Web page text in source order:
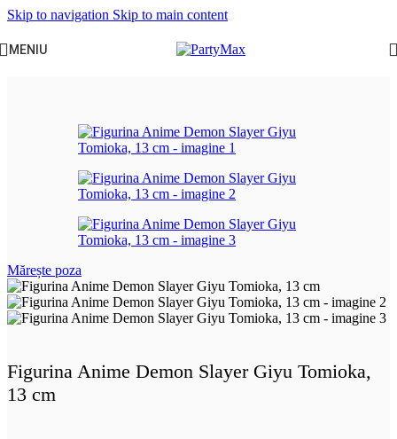
Skip to navigation Skip to main content
MENIU
Mărește poza
Figurina Anime Demon Slayer Giyu Tomioka,
13 cm